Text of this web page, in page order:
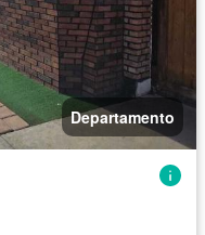
Departamento